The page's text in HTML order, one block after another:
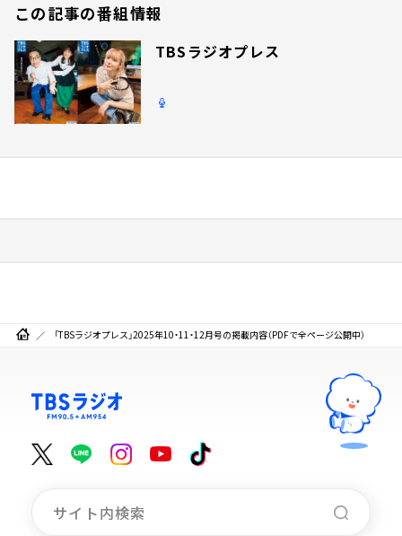
この記事の番組情報
TBSラジオプレス
「TBSラジオプレス」2025年10・11・12月号の掲載内容（PDFで全ページ公開中）